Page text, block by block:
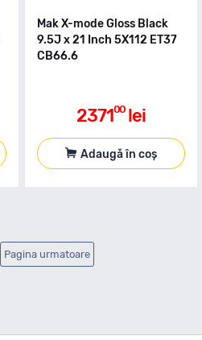
Mak X-mode Gloss Black
9.5J x 21 Inch 5X112 ET37
CB66.6
237100 lei
Adaugă în coș
Pagina urmatoare